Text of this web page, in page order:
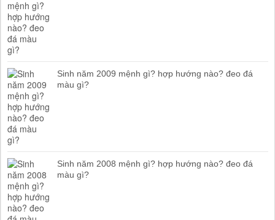
Sinh năm 2009 mệnh gì? hợp hướng nào? đeo đá
màu gì?
Sinh năm 2008 mệnh gì? hợp hướng nào? đeo đá
màu gì?